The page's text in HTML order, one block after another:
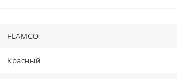
FLAMCO
Красный